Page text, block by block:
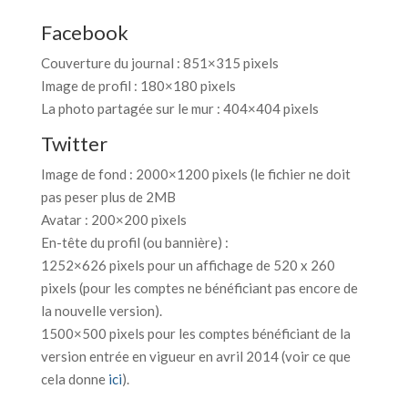
Facebook
Couverture du journal : 851×315 pixels
Image de profil : 180×180 pixels
La photo partagée sur le mur : 404×404 pixels
Twitter
Image de fond : 2000×1200 pixels (le fichier ne doit
pas peser plus de 2MB
Avatar : 200×200 pixels
En-tête du profil (ou bannière) :
1252×626 pixels pour un affichage de 520 x 260
pixels (pour les comptes ne bénéficiant pas encore de
la nouvelle version).
1500×500 pixels pour les comptes bénéficiant de la
version entrée en vigueur en avril 2014 (voir ce que
cela donne ici).